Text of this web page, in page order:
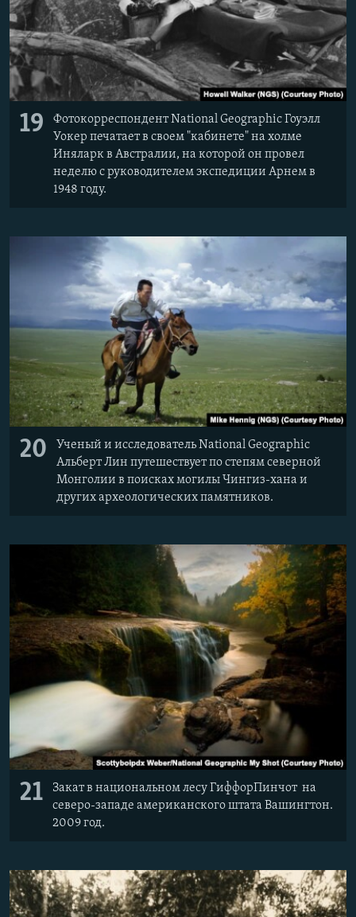
19
Фотокорреспондент National Geographic Гоуэлл
Уокер печатает в своем "кабинете" на холме
Иняларк в Австралии, на которой он провел
неделю с руководителем экспедиции Арнем в
1948 году.
20
Ученый и исследователь National Geographic
Альберт Лин путешествует по степям северной
Монголии в поисках могилы Чингиз-хана и
других археологических памятников.
21
Закат в национальном лесу ГиффорПинчот на
северо-западе американского штата Вашингтон.
2009 год.